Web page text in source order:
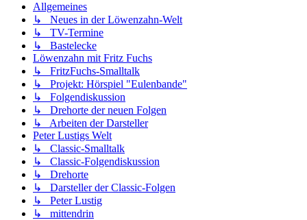
Allgemeines
↳ Neues in der Löwenzahn-Welt
↳ TV-Termine
↳ Bastelecke
Löwenzahn mit Fritz Fuchs
↳ FritzFuchs-Smalltalk
↳ Projekt: Hörspiel "Eulenbande"
↳ Folgendiskussion
↳ Drehorte der neuen Folgen
↳ Arbeiten der Darsteller
Peter Lustigs Welt
↳ Classic-Smalltalk
↳ Classic-Folgendiskussion
↳ Drehorte
↳ Darsteller der Classic-Folgen
↳ Peter Lustig
↳ mittendrin